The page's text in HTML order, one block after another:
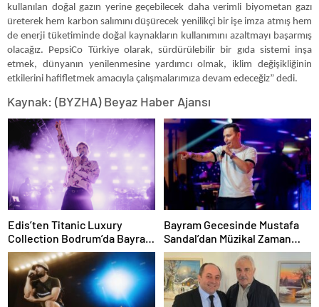
kullanılan doğal gazın yerine geçebilecek daha verimli biyometan gazı
üreterek hem karbon salımını düşürecek yenilikçi bir işe imza atmış hem
de enerji tüketiminde doğal kaynakların kullanımını azaltmayı başarmış
olacağız. PepsiCo Türkiye olarak, sürdürülebilir bir gıda sistemi inşa
etmek, dünyanın yenilenmesine yardımcı olmak, iklim değişikliğinin
etkilerini hafifletmek amacıyla çalışmalarımıza devam edeceğiz” dedi.
Kaynak: (BYZHA) Beyaz Haber Ajansı
Edis’ten Titanic Luxury
Collection Bodrum’da Bayram
Gecesine Damga Vuran
Performans
Bayram Gecesinde Mustafa
Sandal’dan Müzikal Zaman
Yolculuğu